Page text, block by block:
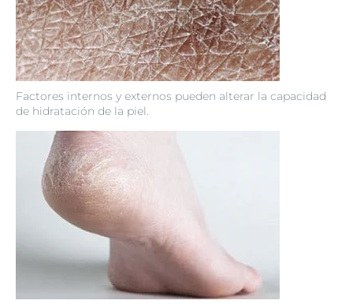
Factores internos y externos pueden alterar la capacidad
de hidratación de la piel.